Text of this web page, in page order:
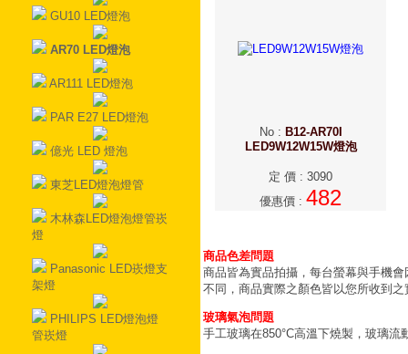
GU10 LED燈泡
AR70 LED燈泡
AR111 LED燈泡
PAR E27 LED燈泡
億光 LED 燈泡
東芝LED燈泡燈管
木林森LED燈泡燈管崁
燈
Panasonic LED崁燈支
架燈
PHILIPS LED燈泡燈
管崁燈
No: B12-AR70I
LED9W12W15W燈泡
定 價 : 3090
優惠價 : 482
商品色差問題
商品皆為實品拍攝，每台螢幕與手機
不同，商品實際之顏色皆以您所收到之
玻璃氣泡問題
手工玻璃在850°C高溫下燒製，玻璃